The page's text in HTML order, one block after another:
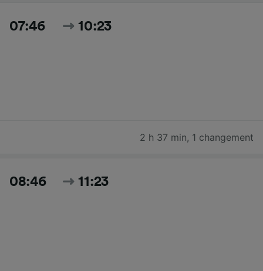
07:46 10:23
2 h 37 min, 1 changement
08:46 11:23